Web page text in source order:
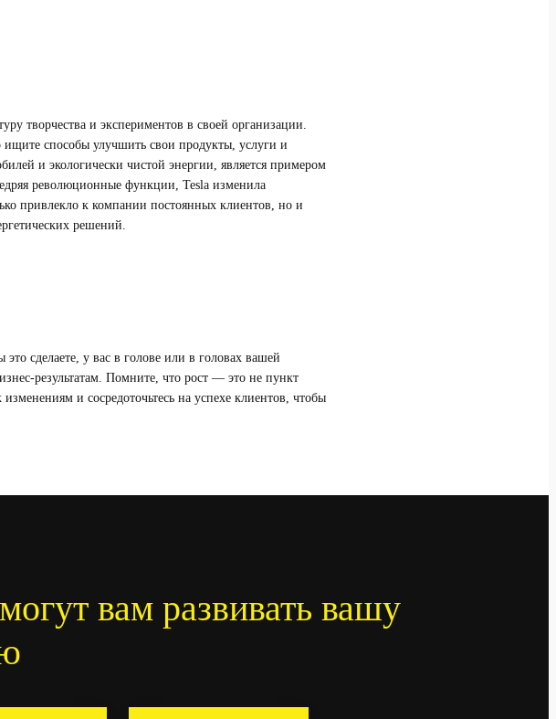
творчества и экспериментов в своей организации.
способы улучшить свои продукты, услуги и
и экологически чистой энергии, является примером
революционные функции, Tesla изменила
привлекло к компании постоянных клиентов, но и
решений.
сделаете, у вас в голове или в головах вашей
результатам. Помните, что рост — это не пункт
и сосредоточьтесь на успехе клиентов, чтобы
вам развивать вашу